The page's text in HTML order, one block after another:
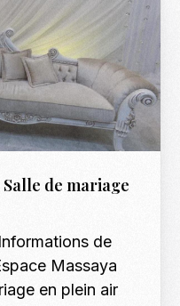
Salle de mariage
de
Massaya
en plein air